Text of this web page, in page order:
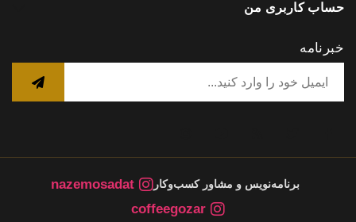
حساب کاربری من
خبرنامه
برنامه‌نویس و مشاور کسب‌وکار
nazemosadat
coffeegozar